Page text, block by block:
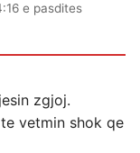
e pasdites
zgjoj.
vetmin shok qe